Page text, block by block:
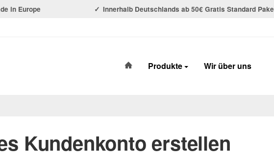
in Europe Innerhalb Deutschlands ab 50€ Gratis Standard Paket Versand!
#custom.linkHome#
Produkte Wir über uns
Kundenkonto erstellen